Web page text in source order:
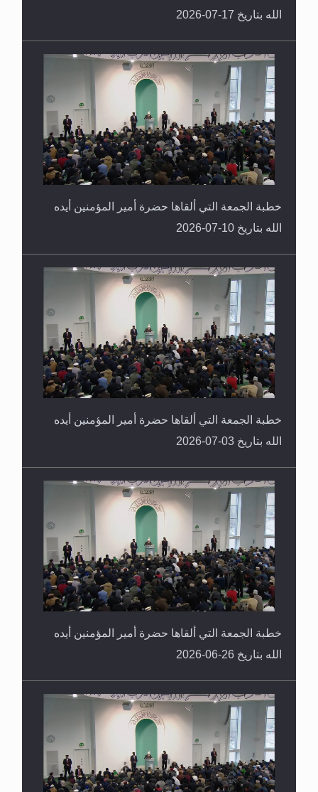
الله بتاريخ 17-07-2026
خطبة الجمعة التي ألقاها حضرة أمير المؤمنين أيده
الله بتاريخ 10-07-2026
خطبة الجمعة التي ألقاها حضرة أمير المؤمنين أيده
الله بتاريخ 03-07-2026
خطبة الجمعة التي ألقاها حضرة أمير المؤمنين أيده
الله بتاريخ 26-06-2026